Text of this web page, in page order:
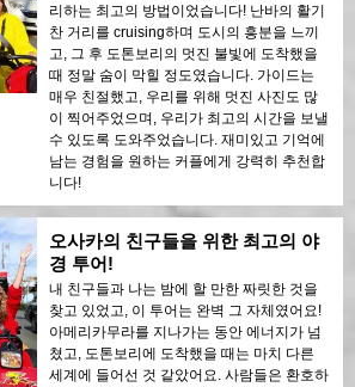
리하는 최고의 방법이었습니다! 난바의 활기
찬 거리를 cruising하며 도시의 흥분을 느끼
고, 그 후 도톤보리의 멋진 불빛에 도착했을
때 정말 숨이 막힐 정도였습니다. 가이드는
매우 친절했고, 우리를 위해 멋진 사진도 많
이 찍어주었으며, 우리가 최고의 시간을 보낼
수 있도록 도와주었습니다. 재미있고 기억에
남는 경험을 원하는 커플에게 강력히 추천합
니다!
오사카의 친구들을 위한 최고의 야
경 투어!
내 친구들과 나는 밤에 할 만한 짜릿한 것을
찾고 있었고, 이 투어는 완벽 그 자체였어요!
아메리카무라를 지나가는 동안 에너지가 넘
쳤고, 도톤보리에 도착했을 때는 마치 다른
세계에 들어선 것 같았어요. 사람들은 환호하